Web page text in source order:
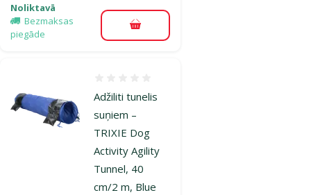
Noliktavā
Bezmaksas
piegāde
Pievienot grozam
Adžiliti tunelis
suņiem –
TRIXIE Dog
Activity Agility
Tunnel, 40
cm/2 m, Blue